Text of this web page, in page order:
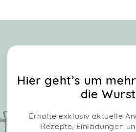
Hier geht’s um
die
Erhalte exklusiv aktuelle
Rezepte, Einladungen